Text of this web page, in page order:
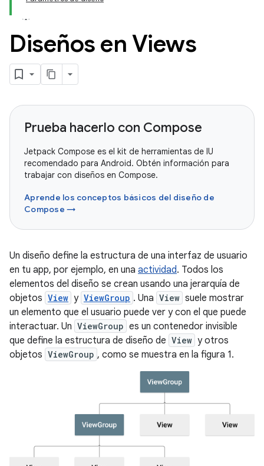
Diseños en Views
Prueba hacerlo con Compose
Jetpack Compose es el kit de herramientas de IU
recomendado para Android. Obtén información para
trabajar con diseños en Compose.
Aprende los conceptos básicos del diseño de
Compose →
Un diseño define la estructura de una interfaz de usuario
en tu app, por ejemplo, en una actividad. Todos los
elementos del diseño se crean usando una jerarquía de
objetos View y ViewGroup . Una View suele mostrar
un elemento que el usuario puede ver y con el que puede
interactuar. Un ViewGroup es un contenedor invisible
que define la estructura de diseño de View y otros
objetos ViewGroup , como se muestra en la figura 1.